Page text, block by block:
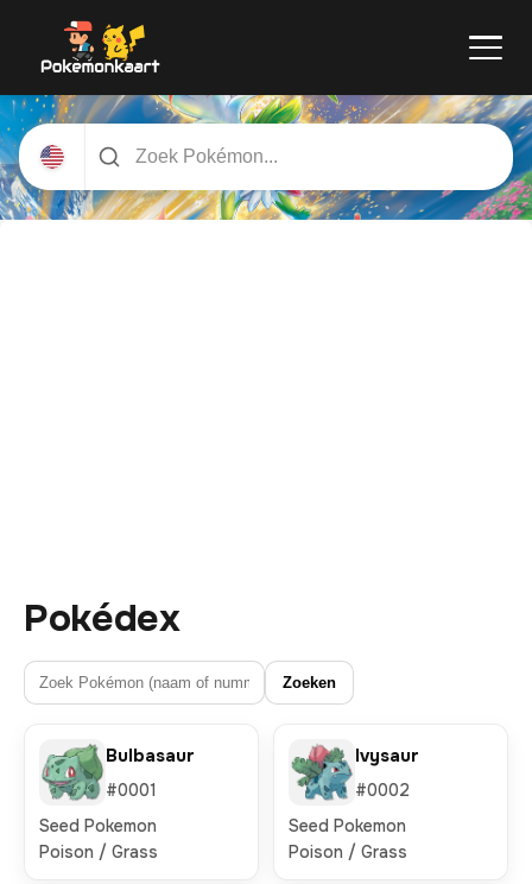
Pokédex
Zoeken
Bulbasaur
#0001
Seed Pokemon
Poison / Grass
Ivysaur
#0002
Seed Pokemon
Poison / Grass